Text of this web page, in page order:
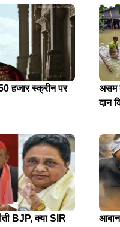
हजार स्क्रीन पर
असम
दान
BJP, क्या SIR
आबान